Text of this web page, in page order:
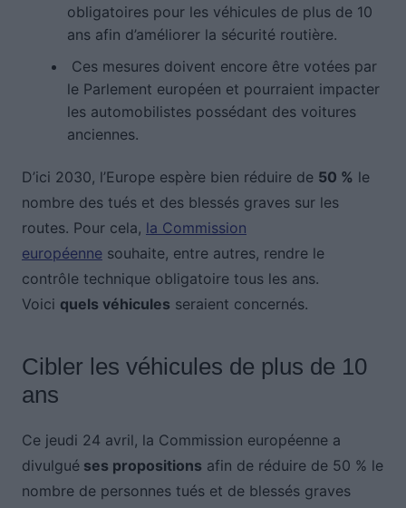
obligatoires pour les véhicules de plus de 10
ans afin d’améliorer la sécurité routière.
Ces mesures doivent encore être votées par
le Parlement européen et pourraient impacter
les automobilistes possédant des voitures
anciennes.
D’ici 2030, l’Europe espère bien réduire de 50 % le
nombre des tués et des blessés graves sur les
routes. Pour cela, la Commission
européennesouhaite, entre autres, rendre le
contrôle technique obligatoire tous les ans.
Voici quels véhicules seraient concernés.
Cibler les véhicules de plus de 10
ans
Ce jeudi 24 avril, la Commission européenne a
divulguéses propositions afin de réduire de 50 % le
nombre de personnes tués et de blessés graves